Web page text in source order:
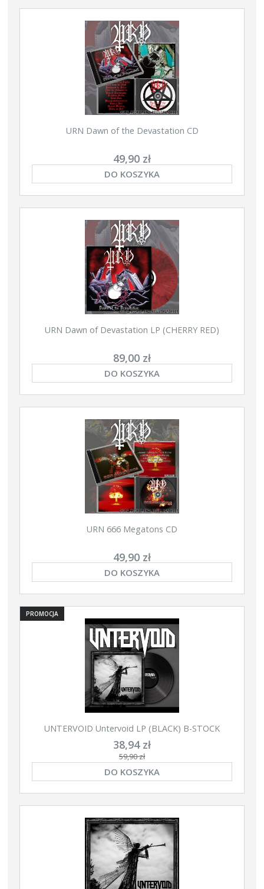
URN Dawn of the Devastation CD
49,90 zł
DO KOSZYKA
URN Dawn of Devastation LP (CHERRY RED)
89,00 zł
DO KOSZYKA
URN 666 Megatons CD
49,90 zł
DO KOSZYKA
UNTERVOID Untervoid LP (BLACK) B-STOCK
38,94 zł
59,90 zł
DO KOSZYKA
PROMOCJA